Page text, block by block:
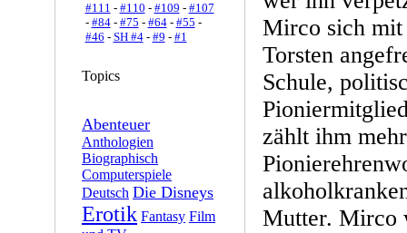
#111 - #110 - #109 - #107
- #84- #75 - #64- #55 -
#46 - SH #4- #9 - #1
Topics
Abenteuer
Anthologien
Biographisch
Computerspiele
Deutsch Die Disneys
Erotik Fantasy Film
Mirco sich mit
Torsten
Schule,
zählt ihm
Mutter. Mirco